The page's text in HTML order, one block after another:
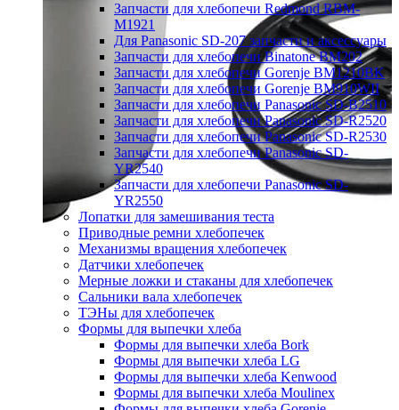
Запчасти для хлебопечи Redmond RBM-
M1921
Для Panasonic SD-207 запчасти и аксессуары
Запчасти для хлебопечи Binatone BM202
Запчасти для хлебопечи Gorenje BM1210BK
Запчасти для хлебопечи Gorenje BM910WII
Запчасти для хлебопечи Panasonic SD-B2510
Запчасти для хлебопечи Panasonic SD-R2520
Запчасти для хлебопечи Panasonic SD-R2530
Запчасти для хлебопечи Panasonic SD-
YR2540
Запчасти для хлебопечи Panasonic SD-
YR2550
Лопатки для замешивания теста
Приводные ремни хлебопечек
Механизмы вращения хлебопечек
Датчики хлебопечек
Мерные ложки и стаканы для хлебопечек
Сальники вала хлебопечек
ТЭНы для хлебопечек
Формы для выпечки хлеба
Формы для выпечки хлеба Bork
Формы для выпечки хлеба LG
Формы для выпечки хлеба Kenwood
Формы для выпечки хлеба Moulinex